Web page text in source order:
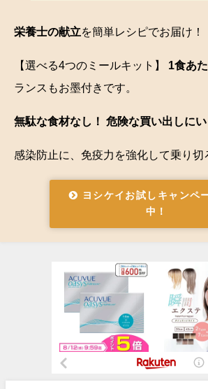
栄養士の献立を簡単レシピでお届け！
【選べる4つのミールキット】 1食あ
ランスもお墨付きです。
無駄な食材なし！ 危険な買い出しにい
感染防止に、免疫力を強化して乗り切
ヨシケイお試しキャンペ
中！